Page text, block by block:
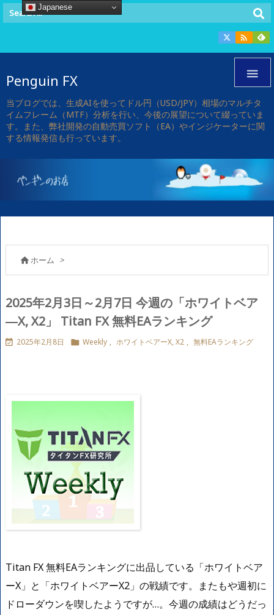


Penguin FX
当ブログでは、生成AIを使ってドル円（USD/JPY）相場のマルチタ
イムフレーム（MTF）分析を行い、今後の展望について綴っていま
す。また、弊社開発の自動売買ソフト（EA）やインジケーターに関
する情報発信も行っています。
ホーム >
2025年2月3日～2月7日 今週の「ホワイトベア
―X, X2」 Titan FX 無料EAランキング
 2025年2月8日  Weekly , ホワイトベアーX, X2 , 無料EAランキング
Titan FX 無料EAランキングに出品している「ホワイトベア
ーX」と「ホワイトベアーX2」の戦績です。またもや週初に
ドローダウンを喫したようですが…。今週の成績はどうだっ
Japanese